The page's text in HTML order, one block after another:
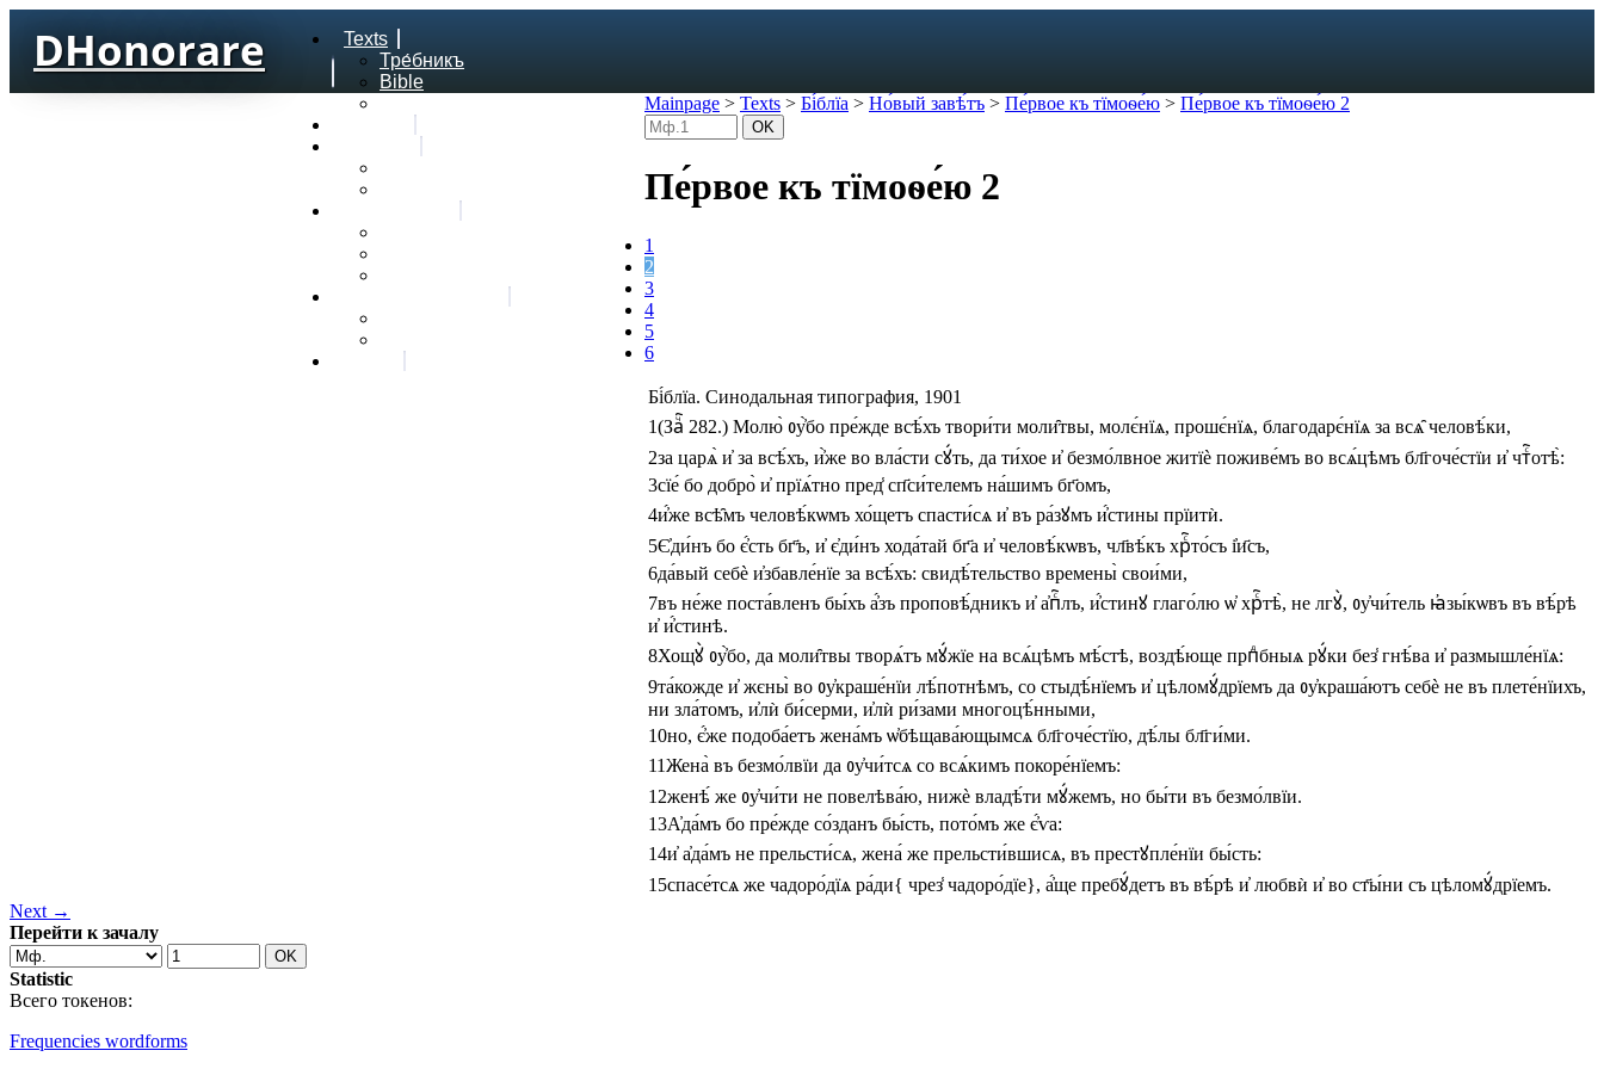
DHonorare
Texts
Тре́бникъ
Bible
Dyachenko G. Slavic dictionary
Sedakova O. Slavic dictionary
Mainpage > Texts > Бі́блїа > Но́вый завѣ́тъ > Пе́рвое къ тїмоѳе́ю > Пе́рвое къ тїмоѳе́ю 2
Пе́рвое къ тїмоѳе́ю 2
1
2
3
4
5
6
Бі́блїа. Синодальная типография, 1901
1(Заⷱ҇ 282.) Молю̀ ᲂу҆̀бо пре́жде всѣ́хъ твори́ти моли̑твы, молє́нїѧ, прошє́нїѧ, благодарє́нїѧ за всѧ̑ человѣ́ки,
2за царѧ̀ и҆ за всѣ́хъ, и҆̀же во вла́сти сꙋ́ть, да ти́хое и҆ безмо́лвное житїѐ поживе́мъ во всѧ́цѣмъ бл҃гоче́стїи и҆ чтⷭ҇отѣ̀:
3сїе́ бо добро̀ и҆ прїѧ́тно пред̾ сп҃си́телемъ на́шимъ бг҃омъ,
4и҆́же всѣ̑мъ человѣ́кѡмъ хо́щетъ спасти́сѧ и҆ въ ра́зꙋмъ и҆́стины прїитѝ.
5Є҆ди́нъ бо є҆́сть бг҃ъ, и҆ є҆ди́нъ хода́тай бг҃а и҆ человѣ́кѡвъ, чл҃вѣ́къ хрⷭ҇то́съ і҆и҃съ,
6да́вый себѐ и҆збавле́нїе за всѣ́хъ: свидѣ́тельство времены̀ свои́ми,
7въ не́же поста́вленъ бы́хъ а҆́зъ проповѣ́дникъ и҆ а҆пⷭ҇лъ, и҆́стинꙋ глаго́лю ѡ҆ хрⷭ҇тѣ̀, не лгꙋ̀, ᲂу҆чи́тель ꙗ҆зы́кѡвъ въ вѣ́рѣ
и҆ и҆́стинѣ.
8Хощꙋ̀ ᲂу҆̀бо, да моли̑твы творѧ́тъ мꙋ́жїе на всѧ́цѣмъ мѣ́стѣ, воздѣ́юще прпⷣбныѧ рꙋ́ки без̾ гнѣ́ва и҆ размышле́нїѧ:
9та́кожде и҆ жєны̀ во ᲂу҆краше́нїи лѣ́потнѣмъ, со стыдѣ́нїемъ и҆ цѣломꙋ́дрїемъ да ᲂу҆краша́ютъ себѐ не въ плете́нїихъ,
ни зла́томъ, и҆лѝ би́серми, и҆лѝ ри́зами многоцѣ́нными,
10но, є҆́же подоба́етъ жена́мъ ѡ҆бѣщава́ющымсѧ бл҃гоче́стїю, дѣ́лы бл҃ги́ми.
11Жена̀ въ безмо́лвїи да ᲂу҆чи́тсѧ со всѧ́кимъ покоре́нїемъ:
12женѣ́ же ᲂу҆чи́ти не повелѣва́ю, нижѐ владѣ́ти мꙋ́жемъ, но бы́ти въ безмо́лвїи.
13А҆да́мъ бо пре́жде со́зданъ бы́сть, пото́мъ же є҆́ѵа:
14и҆ а҆да́мъ не прельсти́сѧ, жена́ же прельсти́вшисѧ, въ престꙋпле́нїи бы́сть:
15спасе́тсѧ же чадоро́дїѧ ра́ди{ чрез̾ чадоро́дїе}, а҆́ще пребꙋ́детъ въ вѣ́рѣ и҆ любвѝ и҆ во ст҃ы́ни съ цѣломꙋ́дрїемъ.
Next →
Перейти к зачалу
Statistic
Всего токенов:
Frequencies wordforms